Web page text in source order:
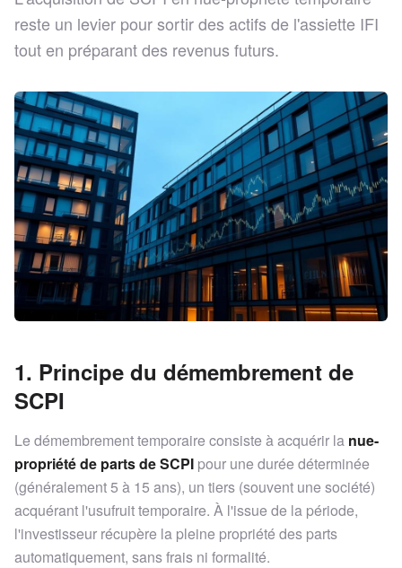
reste un levier pour sortir des actifs de l'assiette IFI
tout en préparant des revenus futurs.
1. Principe du démembrement de
SCPI
Le démembrement temporaire consiste à acquérir la nue-
propriété de parts de SCPI pour une durée déterminée
(généralement 5 à 15 ans), un tiers (souvent une société)
acquérant l'usufruit temporaire. À l'issue de la période,
l'investisseur récupère la pleine propriété des parts
automatiquement, sans frais ni formalité.